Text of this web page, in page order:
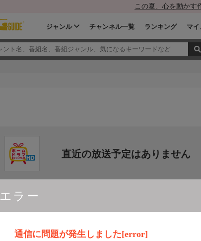
この夏、心を動かす
ジャンル チャンネル一覧 ランキング マ
エラー
通信に問題が発生しました[error]
直近の放送予定はありません